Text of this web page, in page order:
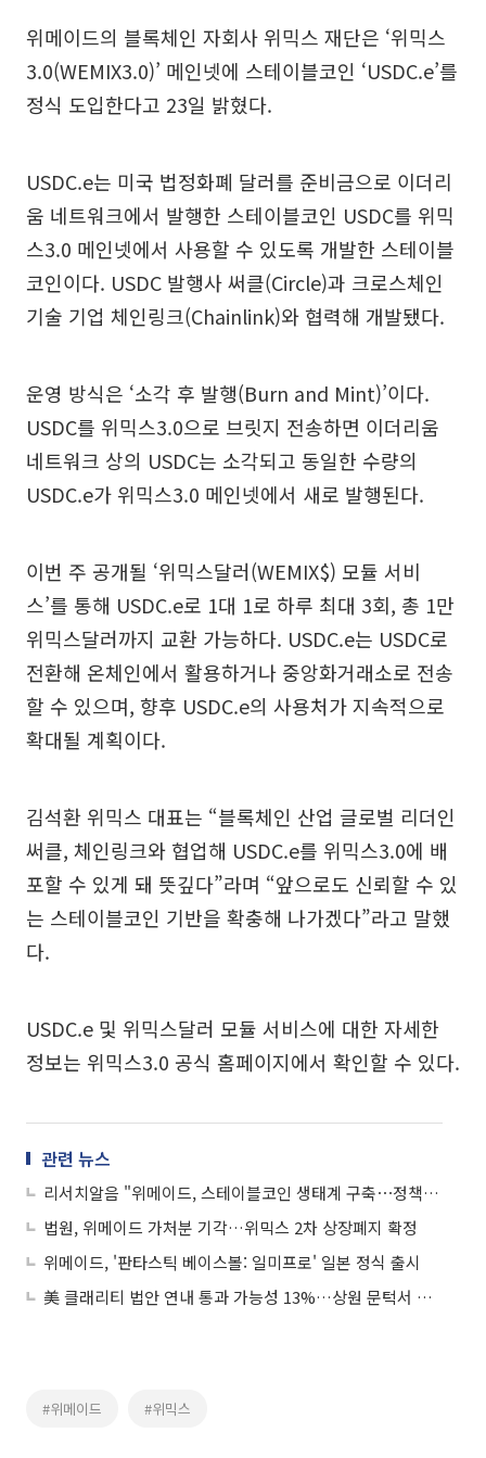
위메이드의 블록체인 자회사 위믹스 재단은 ‘위믹스
3.0(WEMIX3.0)’ 메인넷에 스테이블코인 ‘USDC.e’를
정식 도입한다고 23일 밝혔다.
USDC.e는 미국 법정화폐 달러를 준비금으로 이더리
움 네트워크에서 발행한 스테이블코인 USDC를 위믹
스3.0 메인넷에서 사용할 수 있도록 개발한 스테이블
코인이다. USDC 발행사 써클(Circle)과 크로스체인
기술 기업 체인링크(Chainlink)와 협력해 개발됐다.
운영 방식은 ‘소각 후 발행(Burn and Mint)’이다.
USDC를 위믹스3.0으로 브릿지 전송하면 이더리움
네트워크 상의 USDC는 소각되고 동일한 수량의
USDC.e가 위믹스3.0 메인넷에서 새로 발행된다.
이번 주 공개될 ‘위믹스달러(WEMIX$) 모듈 서비
스’를 통해 USDC.e로 1대 1로 하루 최대 3회, 총 1만
위믹스달러까지 교환 가능하다. USDC.e는 USDC로
전환해 온체인에서 활용하거나 중앙화거래소로 전송
할 수 있으며, 향후 USDC.e의 사용처가 지속적으로
확대될 계획이다.
김석환 위믹스 대표는 “블록체인 산업 글로벌 리더인
써클, 체인링크와 협업해 USDC.e를 위믹스3.0에 배
포할 수 있게 돼 뜻깊다”라며 “앞으로도 신뢰할 수 있
는 스테이블코인 기반을 확충해 나가겠다”라고 말했
다.
USDC.e 및 위믹스달러 모듈 서비스에 대한 자세한
정보는 위믹스3.0 공식 홈페이지에서 확인할 수 있다.
관련 뉴스
리서치알음 "위메이드, 스테이블코인 생태계 구축⋯정책 수혜 기대"
법원, 위메이드 가처분 기각…위믹스 2차 상장폐지 확정
위메이드, '판타스틱 베이스볼: 일미프로' 일본 정식 출시
美 클래리티 법안 연내 통과 가능성 13%…상원 문턱서 제동
#위메이드 #위믹스